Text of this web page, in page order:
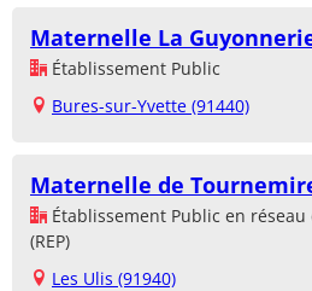
Maternelle La
Établissement Public
Bures-sur-Yvette (91440)
Maternelle de
Établissement Public en
(REP)
Les Ulis (91940)